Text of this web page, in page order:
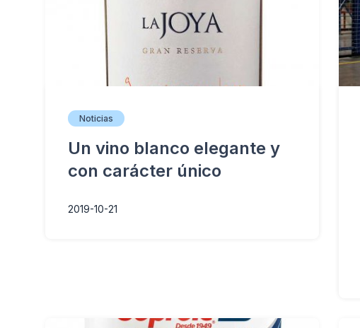
Noticias
Un vino blanco elegante y
con carácter único
2019-10-21